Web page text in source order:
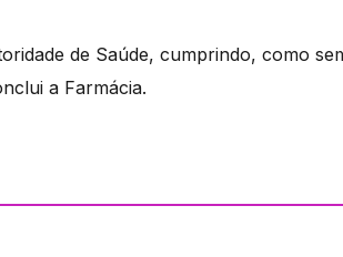
de Saúde, cumprindo, como
a Farmácia.